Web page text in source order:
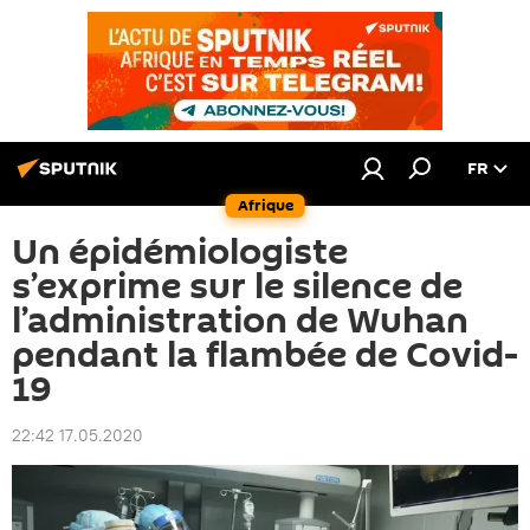
Afrique
FR
Un épidémiologiste
s’exprime sur le silence de
l’administration de Wuhan
pendant la flambée de Covid-
19
22:42 17.05.2020